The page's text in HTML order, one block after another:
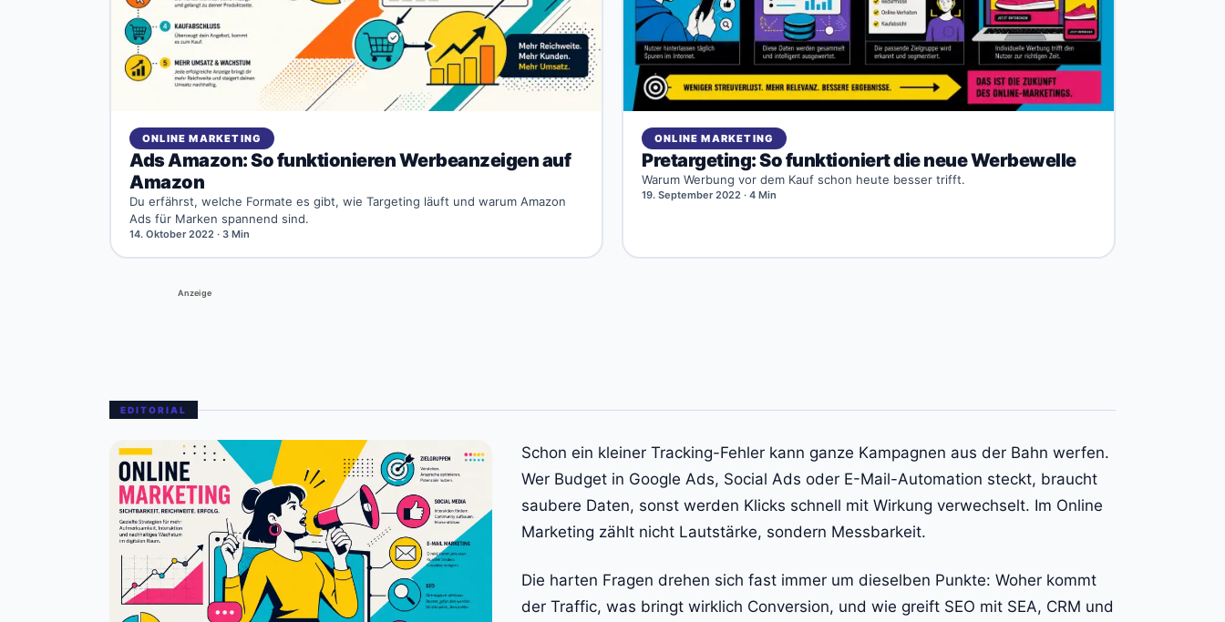
ONLINE MARKETING
Ads Amazon: So funktionieren Werbeanzeigen auf
Amazon
Du erfährst, welche Formate es gibt, wie Targeting läuft und warum Amazon
Ads für Marken spannend sind.
14. Oktober 2022 · 3 Min
ONLINE MARKETING
Pretargeting: So funktioniert die neue Werbewelle
Warum Werbung vor dem Kauf schon heute besser trifft.
19. September 2022 · 4 Min
Anzeige
Schon ein kleiner Tracking-Fehler kann ganze Kampagnen aus der Bahn werfen.
Wer Budget in Google Ads, Social Ads oder E-Mail-Automation steckt, braucht
saubere Daten, sonst werden Klicks schnell mit Wirkung verwechselt. Im Online
Marketing zählt nicht Lautstärke, sondern Messbarkeit.
Die harten Fragen drehen sich fast immer um dieselben Punkte: Woher kommt
der Traffic, was bringt wirklich Conversion, und wie greift SEO mit SEA, CRM und